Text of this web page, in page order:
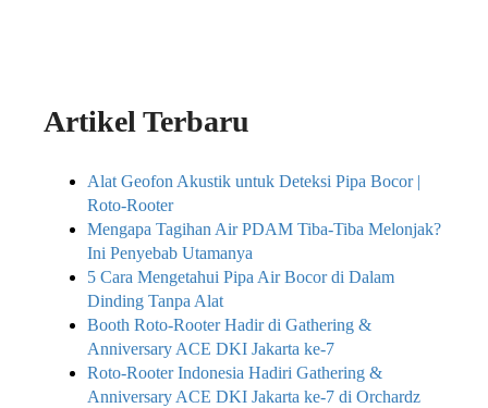
Artikel Terbaru
Alat Geofon Akustik untuk Deteksi Pipa Bocor |
Roto-Rooter
Mengapa Tagihan Air PDAM Tiba-Tiba Melonjak?
Ini Penyebab Utamanya
5 Cara Mengetahui Pipa Air Bocor di Dalam
Dinding Tanpa Alat
Booth Roto-Rooter Hadir di Gathering &
Anniversary ACE DKI Jakarta ke-7
Roto-Rooter Indonesia Hadiri Gathering &
Anniversary ACE DKI Jakarta ke-7 di Orchardz